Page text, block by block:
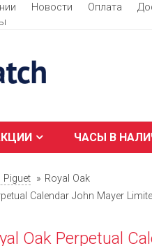
Новости Оплата
ЧАСЫ В
Piguet
Royal Oak
Calendar John Mayer
Oak Perpetual